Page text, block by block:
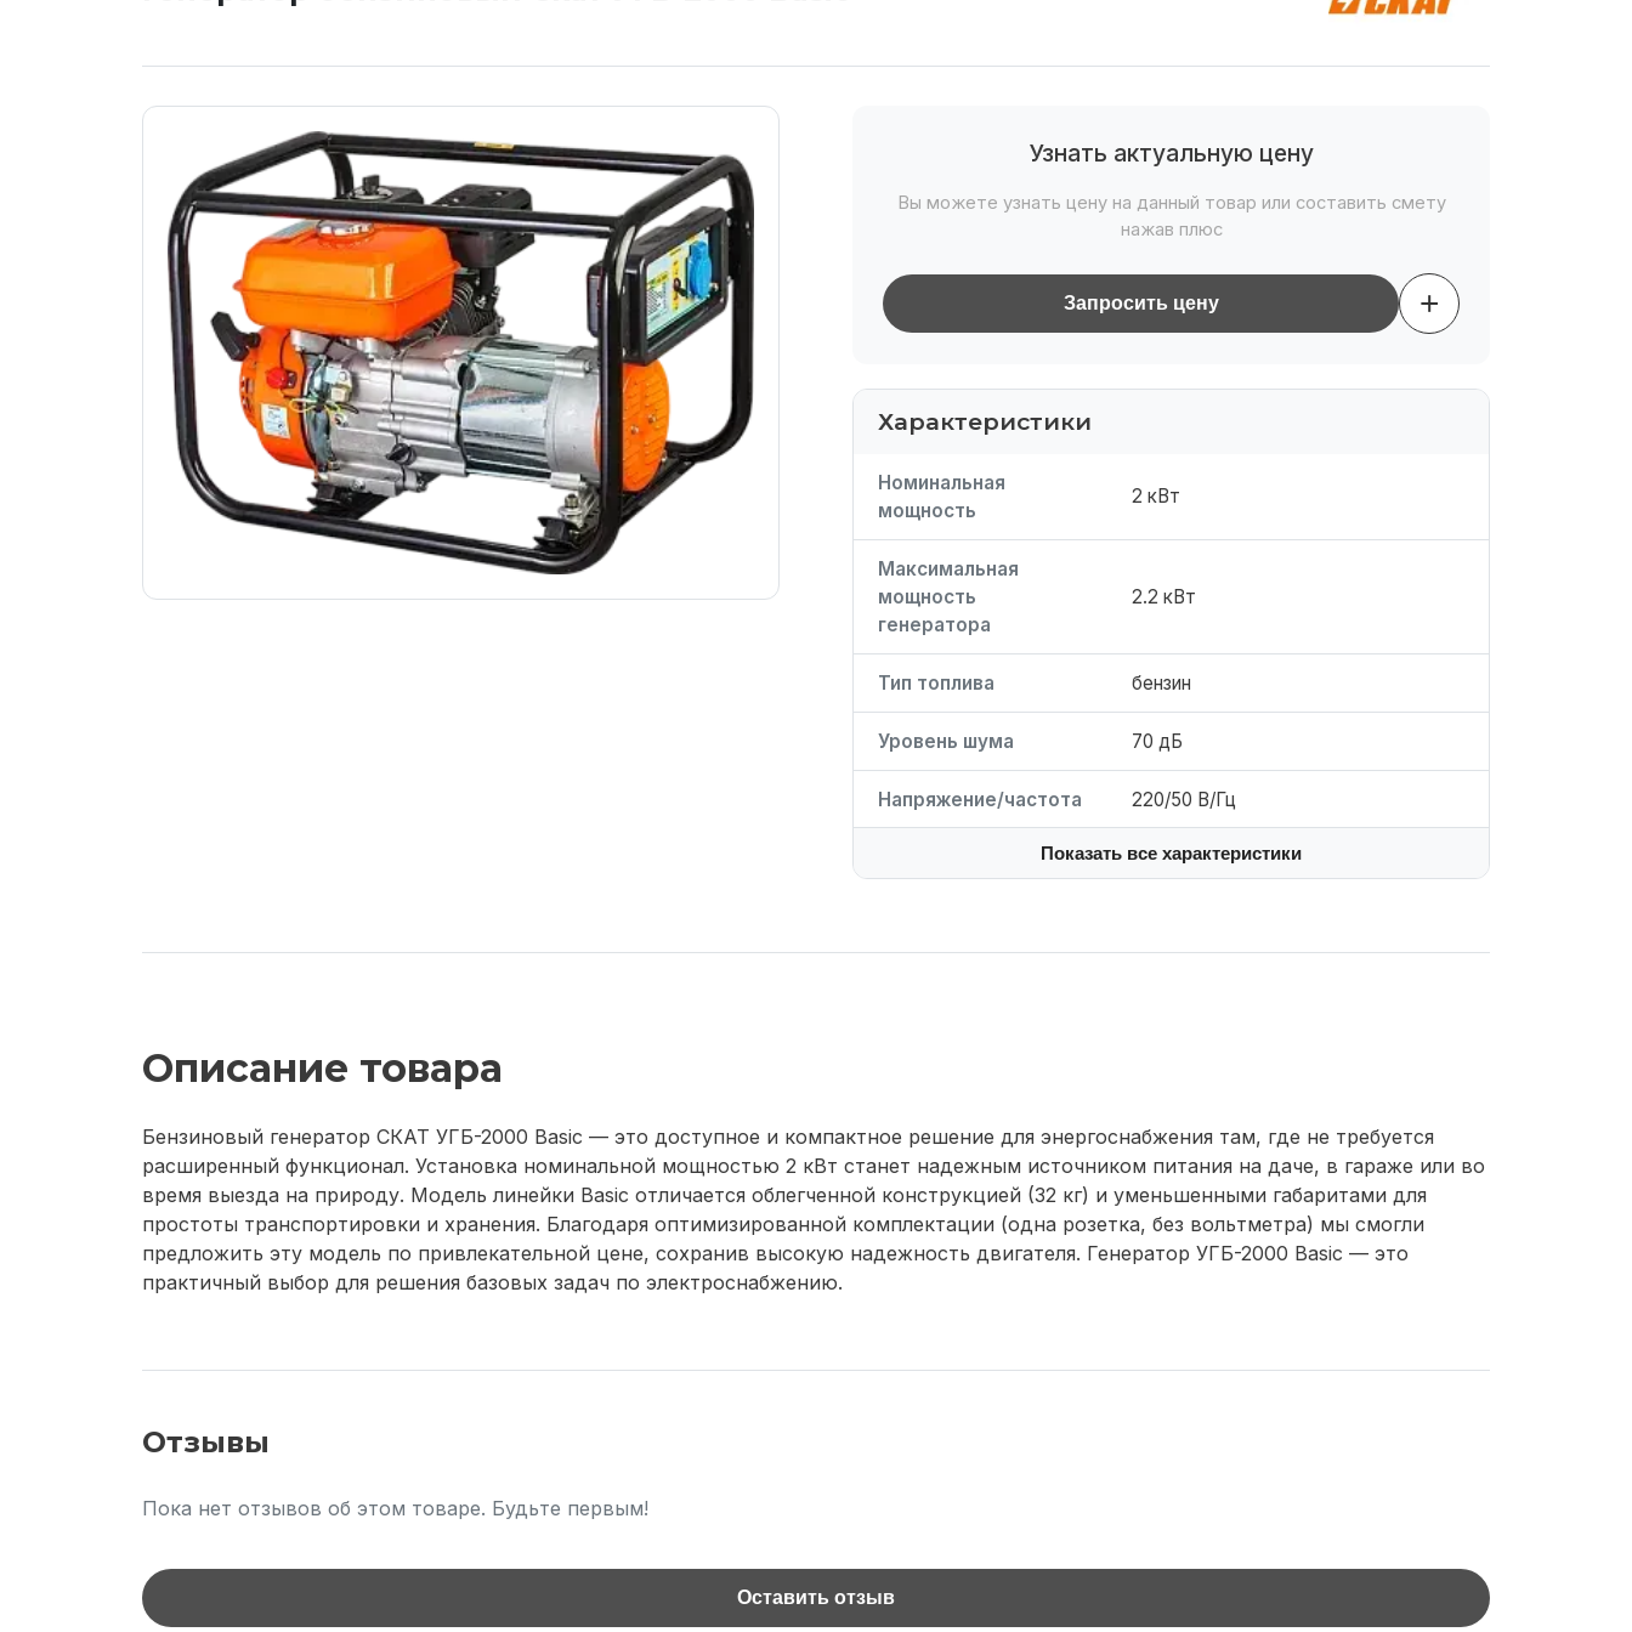
Узнать актуальную цену
Вы можете узнать цену на данный товар или составить смету
нажав плюс
Запросить цену +
Характеристики
Номинальная
мощность
2 кВт
Максимальная
мощность
генератора
2.2 кВт
Тип топлива бензин
Уровень шума 70 дБ
Напряжение/частота 220/50 В/Гц
Показать все характеристики
Описание товара
Бензиновый генератор СКАТ УГБ-2000 Basic — это доступное и компактное решение для энергоснабжения там, где не требуется
расширенный функционал. Установка номинальной мощностью 2 кВт станет надежным источником питания на даче, в гараже или во
время выезда на природу. Модель линейки Basic отличается облегченной конструкцией (32 кг) и уменьшенными габаритами для
простоты транспортировки и хранения. Благодаря оптимизированной комплектации (одна розетка, без вольтметра) мы смогли
предложить эту модель по привлекательной цене, сохранив высокую надежность двигателя. Генератор УГБ-2000 Basic — это
практичный выбор для решения базовых задач по электроснабжению.
Отзывы
Пока нет отзывов об этом товаре. Будьте первым!
Оставить отзыв